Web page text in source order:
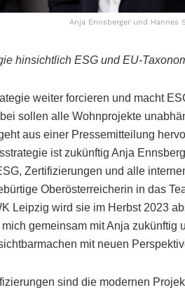
Anja Ennsberger und Hannes
hinsichtlich ESG und EU-
weiter forcieren und macht
sollen alle Wohnprojekte
aus einer Pressemitteilung
ist zukünftig Anja
Zertifizierungen und alle
Oberösterreicherin in das
Leipzig wird sie im Herbst 2023
gemeinsam mit Anja zukünftig
mit neuen
sind die modernen